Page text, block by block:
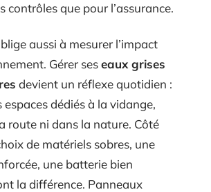
contrôles que pour l’assurance.
aussi à mesurer l’impact
Gérer seseaux grises
devient un réflexe quotidien :
espaces dédiés à la vidange,
route ni dans la nature. Côté
de matériels sobres, une
une batterie bien
la différence. Panneaux